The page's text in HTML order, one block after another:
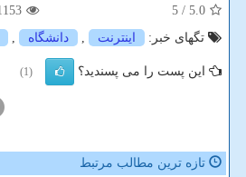
5.0
/ 5
تگهای خبر:
اینترنت , دانشگاه ,
این پست را می پسندید؟ (1)
تازه ترین مطالب مرتبط